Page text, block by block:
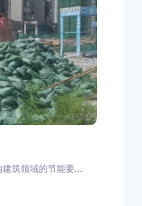
筑领域的节能要...